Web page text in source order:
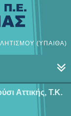
(ΥΠΑΙΘΑ)
Αττικής, Τ.Κ.